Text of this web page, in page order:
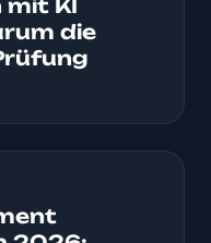
KI
die